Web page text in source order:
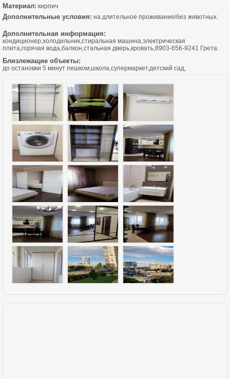
Материал: кирпич
Дополнительные условия: на длительное проживание/без животных.
Дополнительная информация:
кондиционер,холодильник,стиральная машина,электрическая
плита,горячая вода,балкон,стальная дверь,кровать,8903-656-9241 Грета.
Близлежащие объекты:
до остановки 5 минут пешком,школа,супермаркет,детский сад,